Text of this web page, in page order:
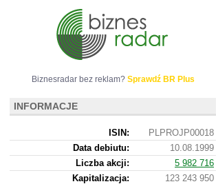
Biznesradar bez reklam? Sprawdź BR Plus
INFORMACJE
ISIN:
PLPROJP00018
Data debiutu:
10.08.1999
Liczba akcji:
5 982 716
Kapitalizacja:
123 243 950